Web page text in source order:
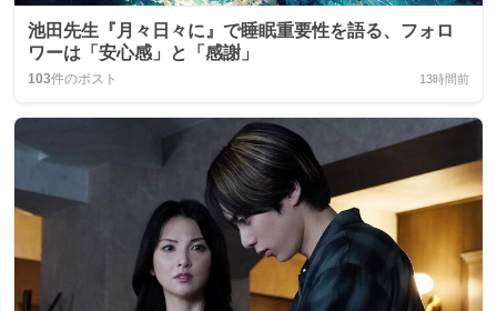
池田先生『月々日々に』で睡眠重要性を語る、フォロ
ワーは「安心感」と「感謝」
103件のポスト 13時間前